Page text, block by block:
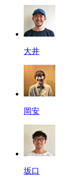
大井
岡安
坂口